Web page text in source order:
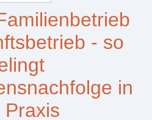
- so
in
Praxis